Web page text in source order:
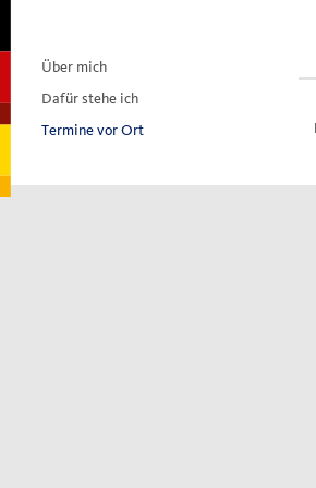
contentÜber mich
Dafür stehe ich
Termine vor Ort